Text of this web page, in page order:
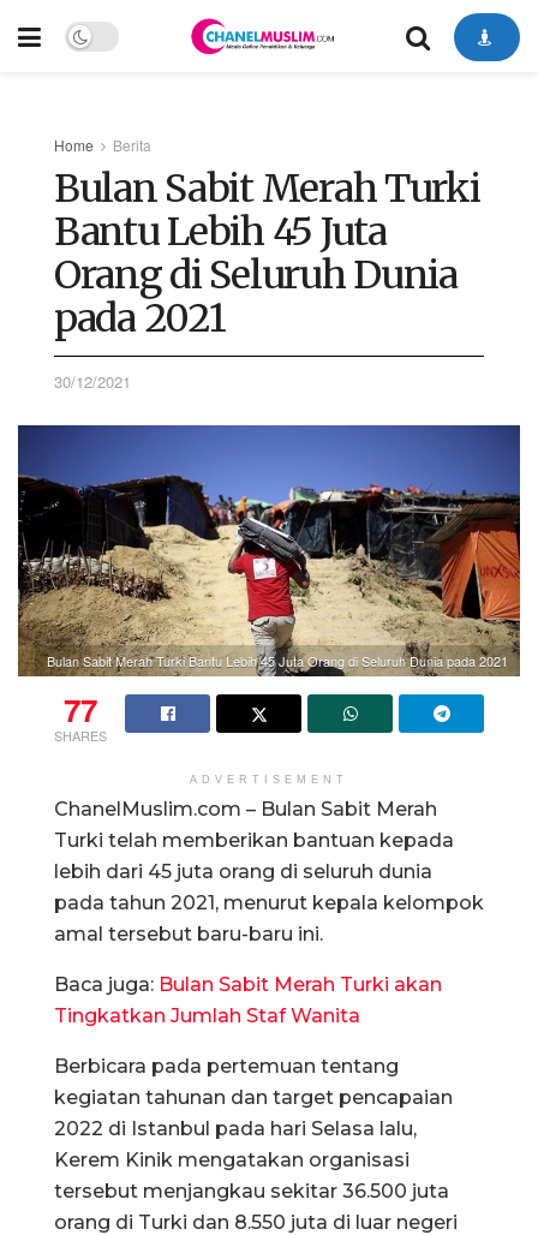
Home Berita
Bulan Sabit Merah Turki
Bantu Lebih 45 Juta
Orang di Seluruh Dunia
pada 2021
30/12/2021
Bulan Sabit Merah Turki Bantu Lebih 45 Juta Orang di Seluruh Dunia pada 2021
77
SHARES
ADVERTISEMENT
ChanelMuslim.com – Bulan Sabit Merah
Turki telah memberikan bantuan kepada
lebih dari 45 juta orang di seluruh dunia
pada tahun 2021, menurut kepala kelompok
amal tersebut baru-baru ini.
Baca juga: Bulan Sabit Merah Turki akan
Tingkatkan Jumlah Staf Wanita
Berbicara pada pertemuan tentang
kegiatan tahunan dan target pencapaian
2022 di Istanbul pada hari Selasa lalu,
Kerem Kinik mengatakan organisasi
tersebut menjangkau sekitar 36.500 juta
orang di Turki dan 8.550 juta di luar negeri